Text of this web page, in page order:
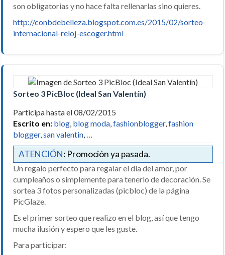
son obligatorias y no hace falta rellenarlas sino quieres.
http://conbdebelleza.blogspot.com.es/2015/02/sorteo-
internacional-reloj-escoger.html
Sorteo 3 PicBloc (Ideal San Valentín)
Participa hasta el 08/02/2015
Escrito en: blog blog moda fashionblogger, fashion
blogger, san valentin
ATENCIÓN: Promoción ya pasada.
Un regalo perfecto para regalar el día del amor, por
cumpleaños o simplemente para tenerlo de decoración. Se
sortea 3 fotos personalizadas (picbloc) de la página
PicGlaze.
Es el primer sorteo que realizo en el blog, así que tengo
mucha ilusión y espero que les guste.
Para participar: